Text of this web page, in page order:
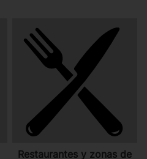
Restaurantes y zonas de